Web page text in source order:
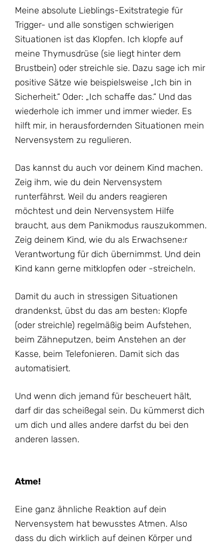
Meine absolute Lieblings-Exitstrategie für
Trigger- und alle sonstigen schwierigen
Situationen ist das Klopfen. Ich klopfe auf
meine Thymusdrüse (sie liegt hinter dem
Brustbein) oder streichle sie. Dazu sage ich mir
positive Sätze wie beispielsweise „Ich bin in
Sicherheit.“ Oder: „Ich schaffe das.“ Und das
wiederhole ich immer und immer wieder. Es
hilft mir, in herausfordernden Situationen mein
Nervensystem zu regulieren.
Das kannst du auch vor deinem Kind machen.
Zeig ihm, wie du dein Nervensystem
runterfährst. Weil du anders reagieren
möchtest und dein Nervensystem Hilfe
braucht, aus dem Panikmodus rauszukommen.
Zeig deinem Kind, wie du als Erwachsene:r
Verantwortung für dich übernimmst. Und dein
Kind kann gerne mitklopfen oder -streicheln.
Damit du auch in stressigen Situationen
drandenkst, übst du das am besten: Klopfe
(oder streichle) regelmäßig beim Aufstehen,
beim Zähneputzen, beim Anstehen an der
Kasse, beim Telefonieren. Damit sich das
automatisiert.
Und wenn dich jemand für bescheuert hält,
darf dir das scheißegal sein. Du kümmerst dich
um dich und alles andere darfst du bei den
anderen lassen.
Atme!
Eine ganz ähnliche Reaktion auf dein
Nervensystem hat bewusstes Atmen. Also
dass du dich wirklich auf deinen Körper und